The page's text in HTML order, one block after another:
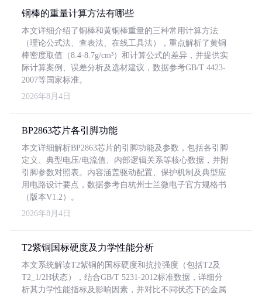
铜棒的重量计算方法有哪些
本文详细介绍了铜棒和黄铜棒重量的三种常用计算方法
（理论公式法、查表法、在线工具法），重点解析了黄铜
棒密度取值（8.4-8.7g/cm³）和计算公式的差异，并提供实
际计算案例、误差分析及选材建议，数据参考GB/T 4423-
2007等国家标准。
2026年8月4日
BP2863芯片各引脚功能
本文详细解析BP2863芯片的引脚功能及参数，包括各引脚
定义、典型电压/电流值、内部逻辑关系等核心数据，并附
引脚参数对照表。内容涵盖驱动配置、保护机制及典型应
用电路设计要点，数据参考自杭州士兰微电子官方规格书
（版本V1.2）。
2026年8月4日
T2紫铜国标硬度及力学性能分析
本文系统解读T2紫铜的国标硬度和抗拉强度（包括T2及
T2_1/2H状态），结合GB/T 5231-2012标准数据，详细分
析其力学性能指标及影响因素，并对比不同状态下的金属